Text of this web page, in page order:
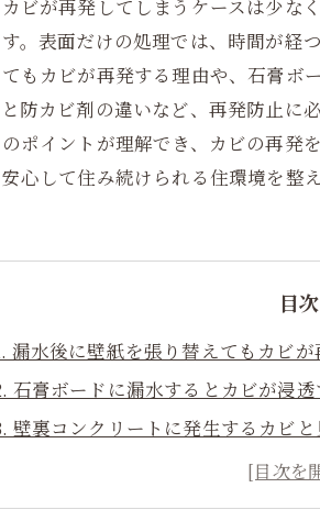
ビが再発してしまうケースは少
。表面だけの処理では、時間が経
もカビが再発する理由や、石膏
防カビ剤の違いなど、再発防止に
ポイントが理解でき、カビの再
心して住み続けられる住環境を整
目次
漏水後に壁紙を張り替えてもカビ
石膏ボードに漏水するとカビが浸
壁裏コンクリートに発生するカビ
4. 漏水後の乾燥時間はどれくらい必要
壁紙張り替え前に必要な正しいカ